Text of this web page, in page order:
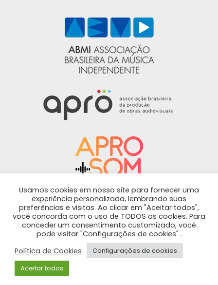
Política de privacidade-Política de cookies
ARTISTAS REUNIDOS CONTEÚDO E PRODUÇÕES
FONOGRÁFICOS LTDA - CNPJ 26.664.410/0001-20 |
2022 - Todos os direitos reservados
Rua Cônego Eugênio Leite, 97, Jardim América, São
Paulo, SP. CEP: 05414-010
Usamos cookies em nosso site para fornecer uma
experiência personalizada, lembrando suas
preferências e visitas. Ao clicar em "Aceitar todos",
você concorda com o uso de TODOS os cookies. Para
conceder um consentimento customizado, você
pode visitar "Configurações de cookies" .
Política de Cookies
Configurações de cookies
Aceitar todos